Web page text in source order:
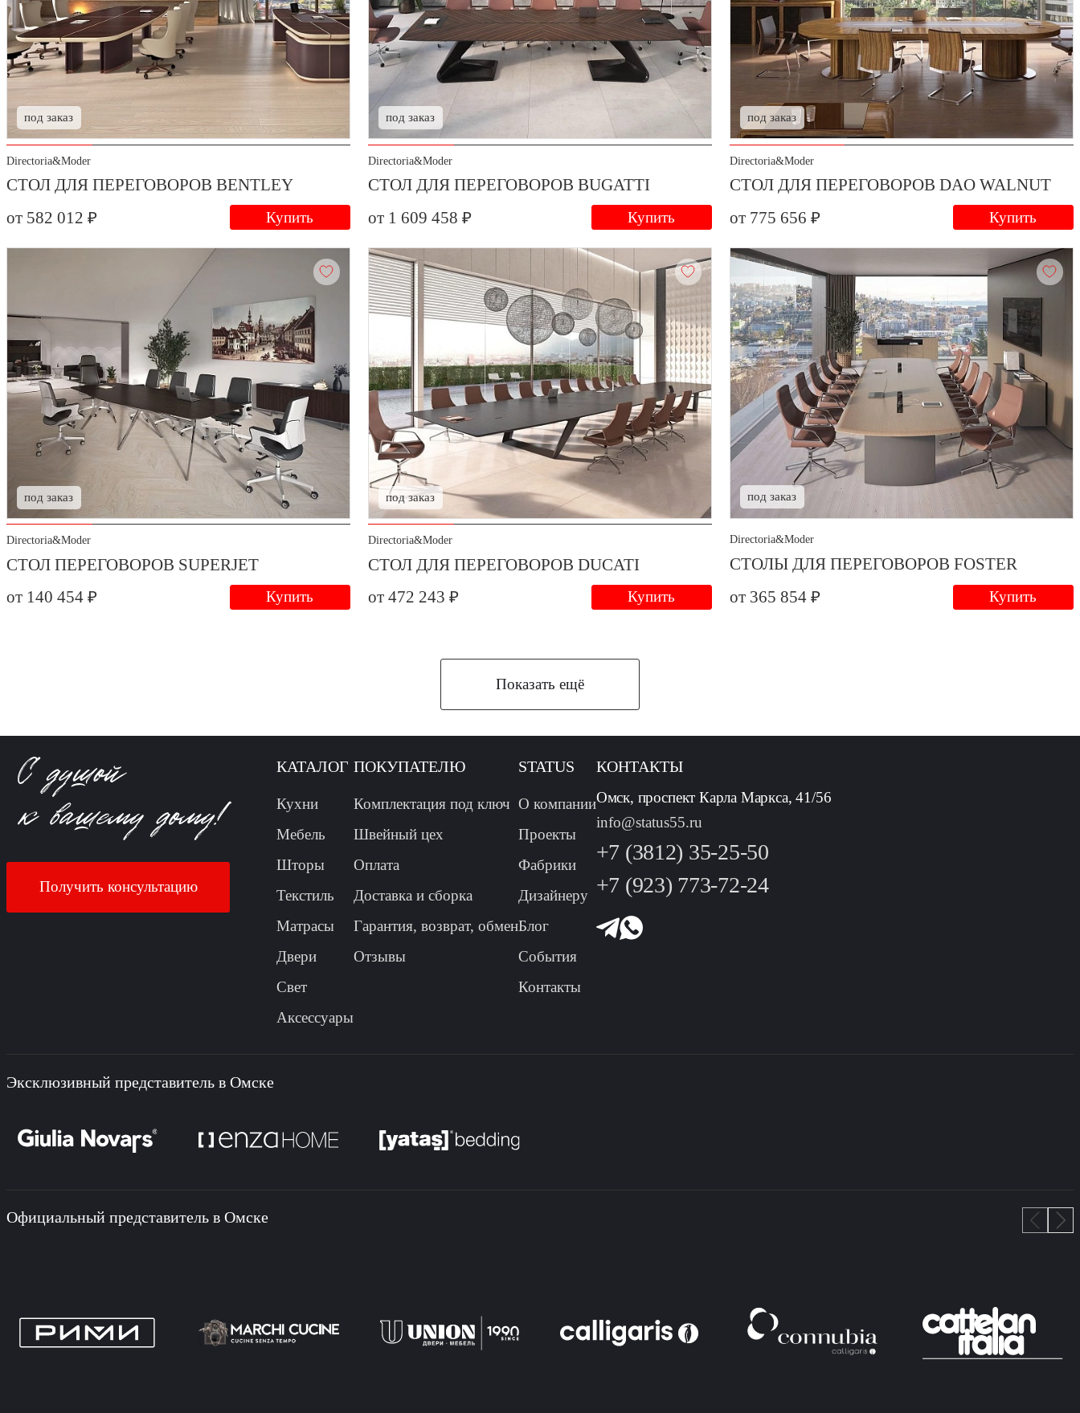
под заказ
Directoria&Moder
СТОЛ ДЛЯ ПЕРЕГОВОРОВ BENTLEY
от 582 012 ₽
Купить
под заказ
Directoria&Moder
СТОЛ ДЛЯ ПЕРЕГОВОРОВ BUGATTI
от 1 609 458 ₽
Купить
под заказ
Directoria&Moder
СТОЛ ДЛЯ ПЕРЕГОВОРОВ DAO WALNUT
от 775 656 ₽
Купить
под заказ
Directoria&Moder
СТОЛ ПЕРЕГОВОРОВ SUPERJET
от 140 454 ₽
Купить
под заказ
Directoria&Moder
СТОЛ ДЛЯ ПЕРЕГОВОРОВ DUCATI
от 472 243 ₽
Купить
под заказ
Directoria&Moder
СТОЛЫ ДЛЯ ПЕРЕГОВОРОВ FOSTER
от 365 854 ₽
Купить
Показать ещё
Получить консультацию
КАТАЛОГ
Кухни
Мебель
Шторы
Текстиль
Матрасы
Двери
Свет
Аксессуары
ПОКУПАТЕЛЮ
Комплектация под ключ
Швейный цех
Оплата
Доставка и сборка
Гарантия, возврат, обмен
Отзывы
STATUS
О компании
Проекты
Фабрики
Дизайнеру
Блог
События
Контакты
КОНТАКТЫ
Омск, проспект Карла Маркса, 41/56
info@status55.ru
+7 (3812) 35-25-50
+7 (923) 773-72-24
Эксклюзивный представитель в Омске
Официальный представитель в Омске